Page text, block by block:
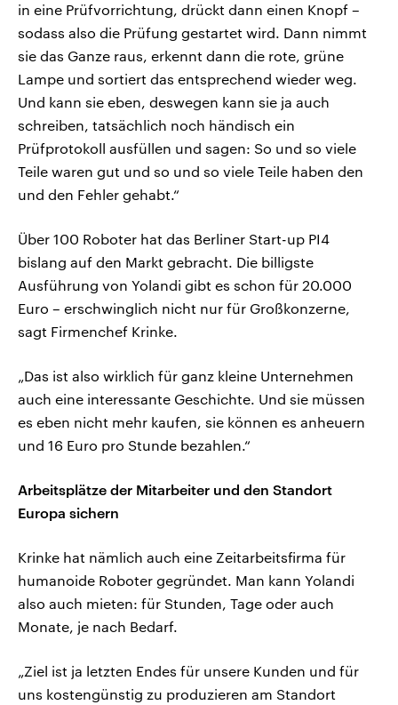
in eine Prüfvorrichtung, drückt dann einen Knopf –
sodass also die Prüfung gestartet wird. Dann nimmt
sie das Ganze raus, erkennt dann die rote, grüne
Lampe und sortiert das entsprechend wieder weg.
Und kann sie eben, deswegen kann sie ja auch
schreiben, tatsächlich noch händisch ein
Prüfprotokoll ausfüllen und sagen: So und so viele
Teile waren gut und so und so viele Teile haben den
und den Fehler gehabt.“
Über 100 Roboter hat das Berliner Start-up PI4
bislang auf den Markt gebracht. Die billigste
Ausführung von Yolandi gibt es schon für 20.000
Euro – erschwinglich nicht nur für Großkonzerne,
sagt Firmenchef Krinke.
„Das ist also wirklich für ganz kleine Unternehmen
auch eine interessante Geschichte. Und sie müssen
es eben nicht mehr kaufen, sie können es anheuern
und 16 Euro pro Stunde bezahlen.“
Arbeitsplätze der Mitarbeiter und den Standort
Europa sichern
Krinke hat nämlich auch eine Zeitarbeitsfirma für
humanoide Roboter gegründet. Man kann Yolandi
also auch mieten: für Stunden, Tage oder auch
Monate, je nach Bedarf.
„Ziel ist ja letzten Endes für unsere Kunden und für
uns kostengünstig zu produzieren am Standort